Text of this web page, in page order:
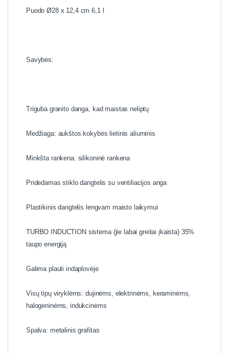
Puodo Ø28 x 12,4 cm 6,1 l
Savybės:
Triguba granito danga, kad maistas neliptų
Medžiaga: aukštos kokybės lietinis aliuminis
Minkšta rankena: silikoninė rankena
Pridedamas stiklo dangtelis su ventiliacijos anga
Plastikinis dangtelis lengvam maisto laikymui
TURBO INDUCTION sistema (jie labai greitai įkaista) 35%
taupo energiją
Galima plauti indaplovėje
Visų tipų viryklėms: dujinėms, elektrinėms, keraminėms,
halogeninėms, indukcinėms
Spalva: metalinis grafitas